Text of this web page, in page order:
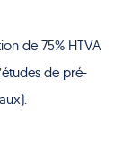
de 75% HTVA
de pré-